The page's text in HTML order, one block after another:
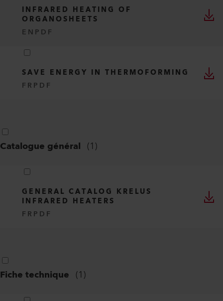
INFRARED HEATING OF
ORGANOSHEETS
EN PDF
SAVE ENERGY IN THERMOFORMING
FR PDF
Catalogue général (1)
GENERAL CATALOG KRELUS
INFRARED HEATERS
FR PDF
Fiche technique (1)